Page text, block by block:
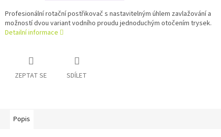
Profesionální rotační postřikovač s nastavitelným úhlem zavlažování a
možností dvou variant vodního proudu jednoduchým otočením trysek.
Detailní informace
ZEPTAT SE SDÍLET
Popis